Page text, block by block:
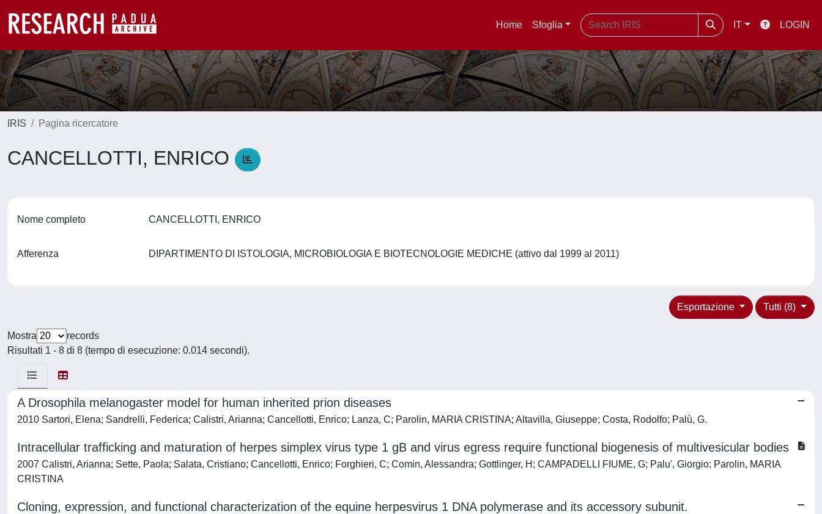
Home Sfoglia IT LOGIN
IRIS Pagina ricercatore
CANCELLOTTI, ENRICO
Nome completo CANCELLOTTI, ENRICO
Afferenza DIPARTIMENTO DI ISTOLOGIA, MICROBIOLOGIA E BIOTECNOLOGIE MEDICHE (attivo dal 1999 al 2011)
Tutti (8)
Esportazione
Mostra
records
Risultati 1 - 8 di 8 (tempo di esecuzione: 0.014 secondi).
A Drosophila melanogaster model for human inherited prion diseases
2010 Sartori, Elena; Sandrelli, Federica; Calistri, Arianna; Cancellotti, Enrico; Lanza, C; Parolin, MARIA CRISTINA; Altavilla, Giuseppe; Costa, Rodolfo; Palù, G.
Intracellular trafficking and maturation of herpes simplex virus type 1 gB and virus egress require functional biogenesis of multivesicular bodies
2007 Calistri, Arianna; Sette, Paola; Salata, Cristiano; Cancellotti, Enrico; Forghieri, C; Comin, Alessandra; Gottlinger, H; CAMPADELLI FIUME, G; Palu', Giorgio; Parolin, MARIA
CRISTINA
Cloning, expression, and functional characterization of the equine herpesvirus 1 DNA polymerase and its accessory subunit.